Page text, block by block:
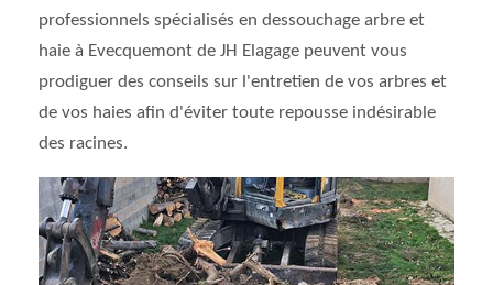
professionnels spécialisés en dessouchage arbre et
haie à Evecquemont de JH Elagage peuvent vous
prodiguer des conseils sur l'entretien de vos arbres et
de vos haies afin d'éviter toute repousse indésirable
des racines.